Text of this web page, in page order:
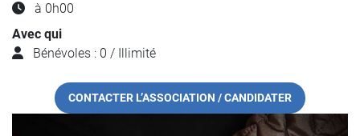
à 0h00
Avec qui
Bénévoles : 0 / Illimité
CONTACTER L’ASSOCIATION / CANDIDATER